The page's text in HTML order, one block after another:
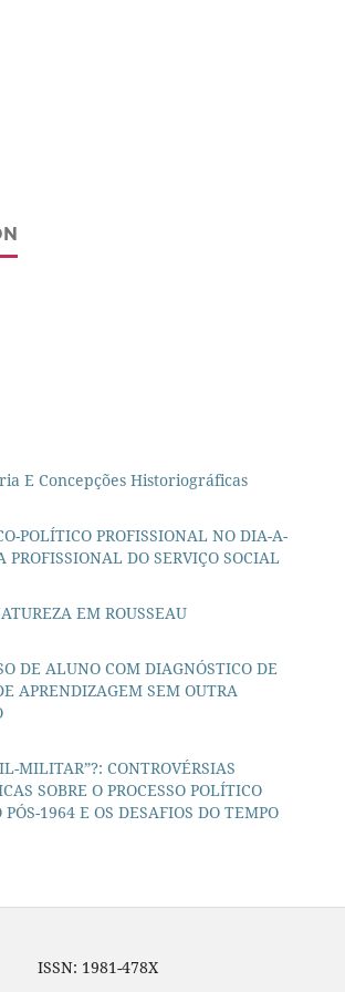
E Concepções Historiográficas
POLÍTICO PROFISSIONAL NO DIA-A-
PROFISSIONAL DO SERVIÇO SOCIAL
EM ROUSSEAU
DE ALUNO COM DIAGNÓSTICO DE
APRENDIZAGEM SEM OUTRA
MILITAR”?: CONTROVÉRSIAS
SOBRE O PROCESSO POLÍTICO
1964 E OS DESAFIOS DO TEMPO
ISSN: 1981-478X